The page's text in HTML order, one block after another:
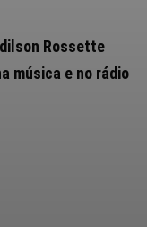
Rossette
música e no rádio